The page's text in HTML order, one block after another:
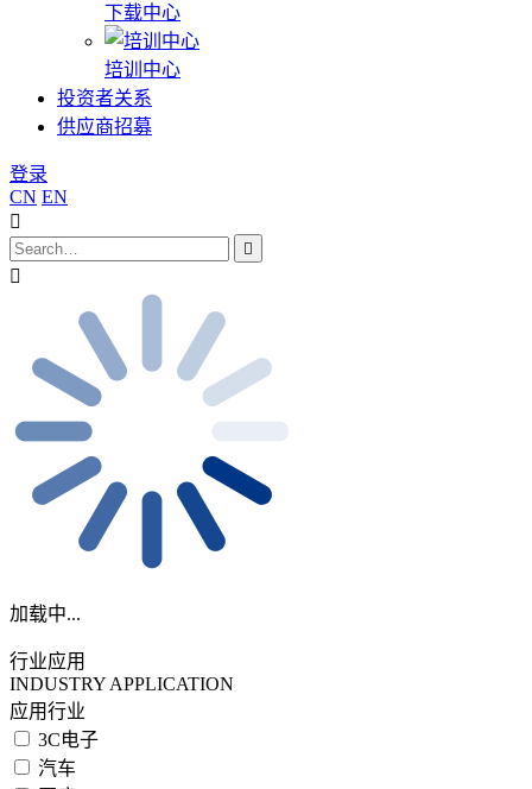
下载中心
培训中心
投资者关系
供应商招募
登录
CN EN
加载中...
行业应用
INDUSTRY APPLICATION
应用行业
3C电子
汽车